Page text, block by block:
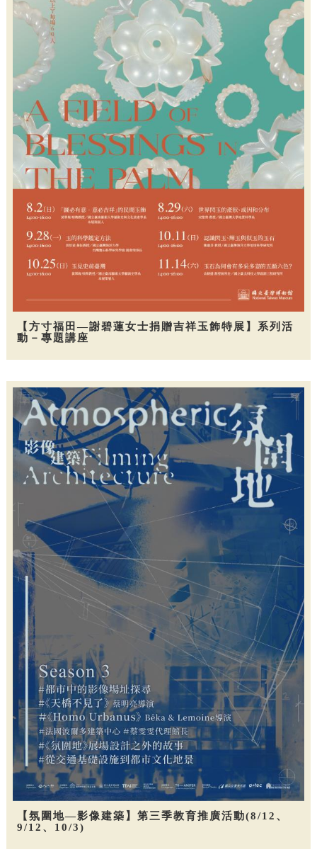
【方寸福田—謝碧蓮女士捐贈吉祥玉飾特展】系列活
動－專題講座
【氛圍地—影像建築】第三季教育推廣活動(8/12、
9/12、10/3)